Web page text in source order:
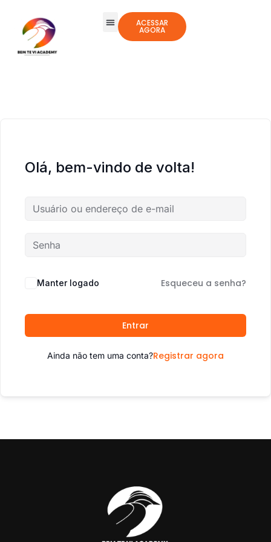
ACESSAR
AGORA
Olá, bem-vindo de volta!
Manter logado Esqueceu a senha?
Entrar
Ainda não tem uma conta?Registrar agora